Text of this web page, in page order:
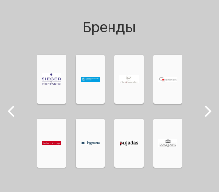
Бренды